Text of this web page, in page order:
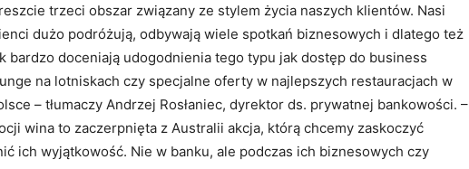
trzeci obszar związany ze stylem życia naszych klientów. Nasi
dużo podróżują, odbywają wiele spotkań biznesowych i dlatego też
bardzo doceniają udogodnienia tego typu jak dostęp do business
na lotniskach czy specjalne oferty w najlepszych restauracjach w
– tłumaczy Andrzej Rosłaniec, dyrektor ds. prywatnej bankowości. –
wina to zaczerpnięta z Australii akcja, którą chcemy zaskoczyć
ich wyjątkowość. Nie w banku, ale podczas ich biznesowych czy